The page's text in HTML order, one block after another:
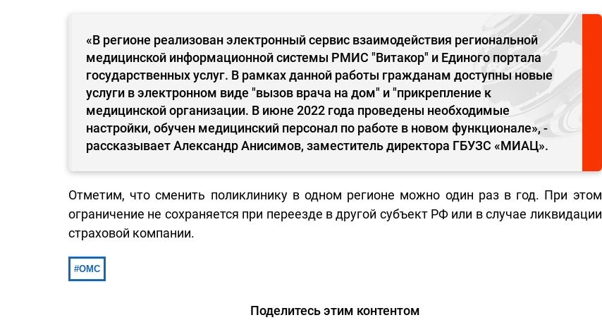
«В регионе реализован электронный сервис взаимодействия региональной
медицинской информационной системы РМИС "Витакор" и Единого портала
государственных услуг. В рамках данной работы гражданам доступны новые
услуги в электронном виде "вызов врача на дом" и "прикрепление к
медицинской организации. В июне 2022 года проведены необходимые
настройки, обучен медицинский персонал по работе в новом функционале», -
рассказывает Александр Анисимов, заместитель директора ГБУЗС «МИАЦ».
Отметим, что сменить поликлинику в одном регионе можно один раз в год. При этом
ограничение не сохраняется при переезде в другой субъект РФ или в случае ликвидации
страховой компании.
ОМС
Поделитесь этим контентом